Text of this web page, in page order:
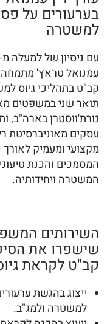
בערעורים על
למשטרה
עמנואל טראץ' מתמחה
קב"ט בתהליכי גיוס
תואר שני במשפטים
נורת'ווסטרן בארה"ב,
עסקים מאוניברסיטת
מקצועי ומעמיק
המסמכים והכנת
המשטרה ויחידותיה.
השירותים
שישפרו את
קב"ט לקראת
ייצוג בהגשת
למשטרה ולמג"ב.